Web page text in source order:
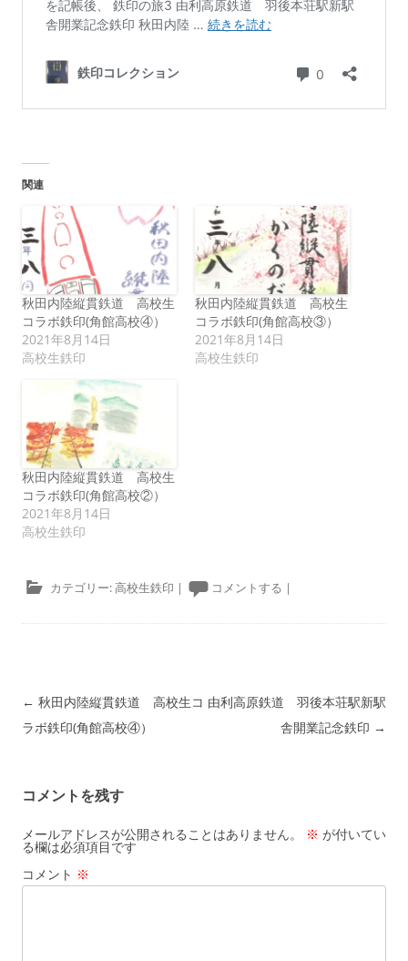
関連
秋田内陸縦貫鉄道 高校生
コラボ鉄印(角館高校④）
2021年8月14日
高校生鉄印
秋田内陸縦貫鉄道 高校生
コラボ鉄印(角館高校③）
2021年8月14日
高校生鉄印
秋田内陸縦貫鉄道 高校生
コラボ鉄印(角館高校②）
2021年8月14日
高校生鉄印
カテゴリー:高校生鉄印 | コメントする |
投稿ナビゲーション
← 秋田内陸縦貫鉄道 高校生コ
ラボ鉄印(角館高校④）
由利高原鉄道 羽後本荘駅新駅
舎開業記念鉄印 →
コメントを残す
メールアドレスが公開されることはありません。 ※ が付いてい
る欄は必須項目です
コメント ※